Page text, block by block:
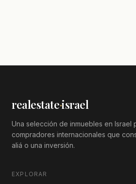
realestate·israel
Una selección de inmuebles en Israel
compradores internacionales que
aliá o una inversión.
EXPLORAR